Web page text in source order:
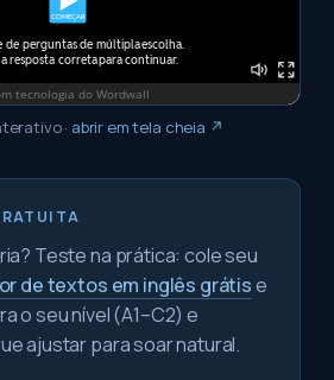
· abrir em tela cheia ↗
Teste na prática: cole seu
de textos em inglês grátise
o seu nível (A1–C2) e
ajustar para soar natural.